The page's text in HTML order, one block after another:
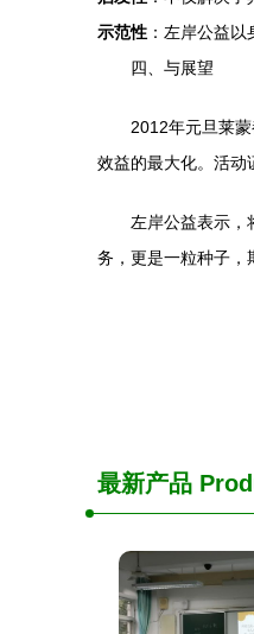
示范性 ：左岸公益
四、与展望
2012年元旦莱
效益的最大化。活动
左岸公益表示，
务，更是一粒种子，
最新产品